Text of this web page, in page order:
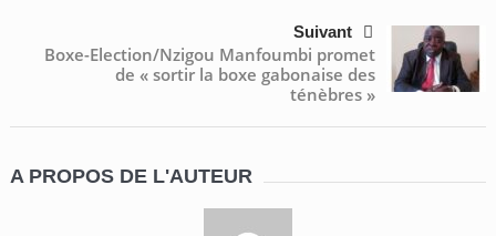
Suivant
Boxe-Election/Nzigou Manfoumbi promet
de « sortir la boxe gabonaise des
ténèbres »
A PROPOS DE L'AUTEUR